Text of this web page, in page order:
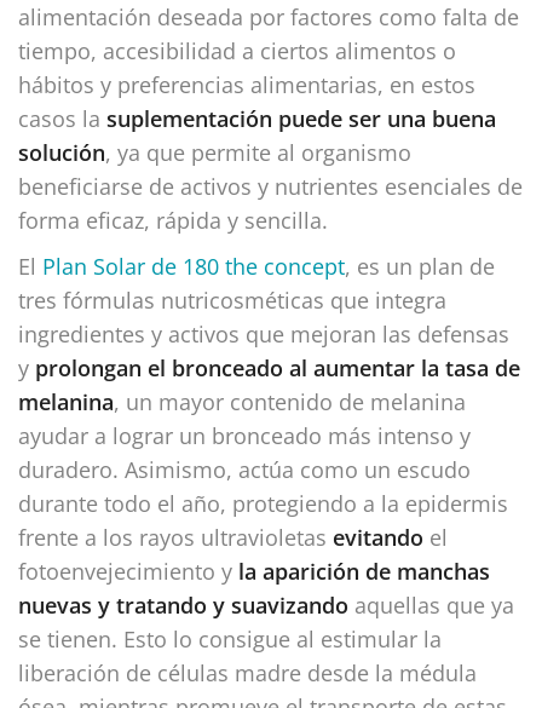
alimentación deseada por factores como falta de
tiempo, accesibilidad a ciertos alimentos o
hábitos y preferencias alimentarias, en estos
casos la suplementación puede ser una buena
solución, ya que permite al organismo
beneficiarse de activos y nutrientes esenciales de
forma eficaz, rápida y sencilla.
El Plan Solar de 180 the concept, es un plan de
tres fórmulas nutricosméticas que integra
ingredientes y activos que mejoran las defensas
y prolongan el bronceado al aumentar la tasa de
melanina, un mayor contenido de melanina
ayudar a lograr un bronceado más intenso y
duradero. Asimismo, actúa como un escudo
durante todo el año, protegiendo a la epidermis
frente a los rayos ultravioletas evitando el
fotoenvejecimiento y la aparición de manchas
nuevas y tratando y suavizando aquellas que ya
se tienen. Esto lo consigue al estimular la
liberación de células madre desde la médula